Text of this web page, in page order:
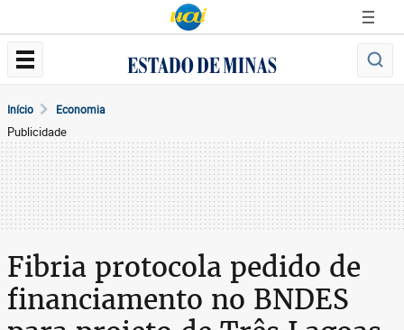
Início Economia
Publicidade
Fibria protocola pedido de
financiamento no BNDES